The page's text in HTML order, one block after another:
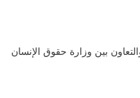
بين وزارة حقوق الإنسان